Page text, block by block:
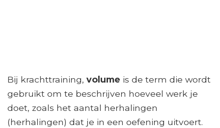
Bij krachttraining, volume is de term die wordt
gebruikt om te beschrijven hoeveel werk je
doet, zoals het aantal herhalingen
(herhalingen) dat je in een oefening uitvoert.